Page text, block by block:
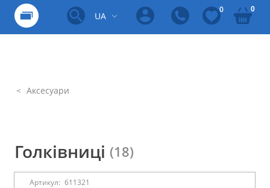
UA
0 0
Аксесуари
Голківниці (18)
Артикул: 611321